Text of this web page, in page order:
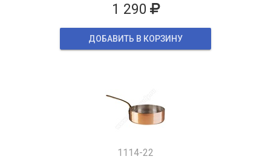
1 290
ДОБАВИТЬ В КОРЗИНУ
1114-22